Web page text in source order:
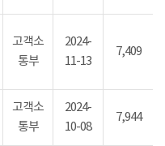
고객소
통부
2024-
11-13
7,409
고객소
통부
2024-
10-08
7,944